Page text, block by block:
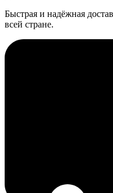
Быстрая и надёжная
всей стране.